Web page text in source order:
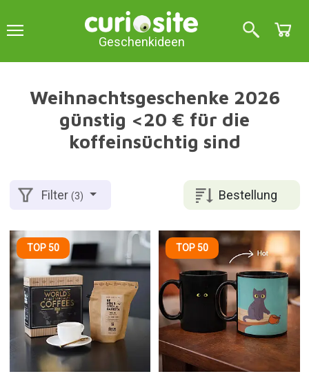
Geschenkideen
Weihnachtsgeschenke 2026
günstig <20 € für die
koffeinsüchtig sind
Bestellung
Filter(3)
TOP 50 TOP 50